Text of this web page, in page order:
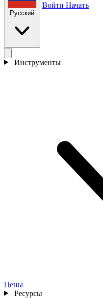
Русский
Войти Начать
Инструменты
Цены
Ресурсы